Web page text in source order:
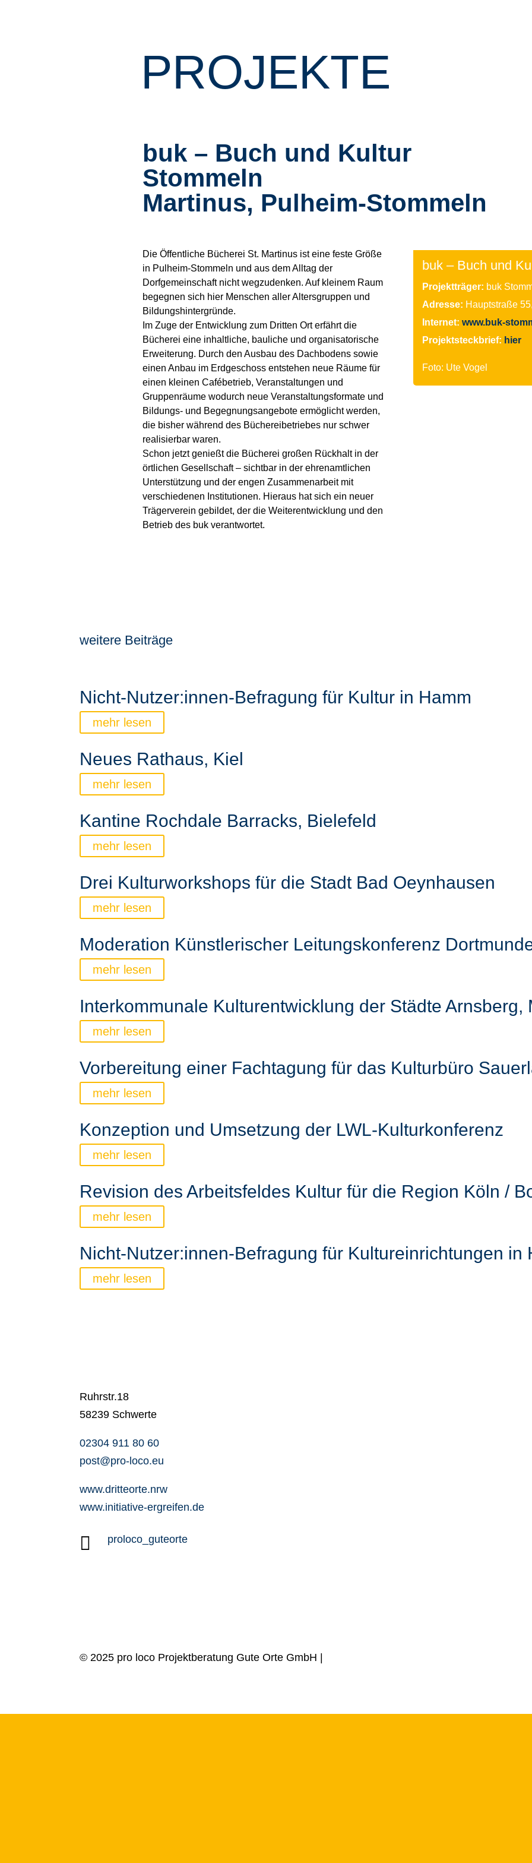
PROJEKTE
buk – Buch und Kultur
Stommeln
Martinus, Pulheim-Stommeln
Die Öffentliche Bücherei St. Martinus ist eine feste Größe
in Pulheim-Stommeln und aus dem Alltag der
Dorfgemeinschaft nicht wegzudenken. Auf kleinem Raum
begegnen sich hier Menschen aller Altersgruppen und
Bildungshintergründe.
Im Zuge der Entwicklung zum Dritten Ort erfährt die
Bücherei eine inhaltliche, bauliche und organisatorische
Erweiterung. Durch den Ausbau des Dachbodens sowie
einen Anbau im Erdgeschoss entstehen neue Räume für
einen kleinen Cafébetrieb, Veranstaltungen und
Gruppenräume wodurch neue Veranstaltungsformate und
Bildungs- und Begegnungsangebote ermöglicht werden,
die bisher während des Büchereibetriebes nur schwer
realisierbar waren.
Schon jetzt genießt die Bücherei großen Rückhalt in der
örtlichen Gesellschaft – sichtbar in der ehrenamtlichen
Unterstützung und der engen Zusammenarbeit mit
verschiedenen Institutionen. Hieraus hat sich ein neuer
Trägerverein gebildet, der die Weiterentwicklung und den
Betrieb des buk verantwortet.
buk – Buch und
Projektträger: buk
Adresse: Hauptstraße
Internet: www.buk-
Projektsteckbrief: hier
Foto: Ute Vogel
weitere Beiträge
Nicht-Nutzer:innen-Befragung für Kultur in Hamm
mehr lesen
Neues Rathaus, Kiel
mehr lesen
Kantine Rochdale Barracks, Bielefeld
mehr lesen
Drei Kulturworkshops für die Stadt Bad Oeynhausen
mehr lesen
Moderation Künstlerischer Leitungskonferenz
mehr lesen
Interkommunale Kulturentwicklung der Städte Arnsberg,
mehr lesen
Vorbereitung einer Fachtagung für das Kulturbüro
mehr lesen
Konzeption und Umsetzung der LWL-Kulturkonferenz
mehr lesen
Revision des Arbeitsfeldes Kultur für die Region Köln /
mehr lesen
Nicht-Nutzer:innen-Befragung für Kultureinrichtungen in
mehr lesen
Ruhrstr.18
58239 Schwerte
02304 911 80 60
post@pro-loco.eu
www.dritteorte.nrw
www.initiative-ergreifen.de
 proloco_guteorte
© 2025 pro loco Projektberatung Gute Orte GmbH |